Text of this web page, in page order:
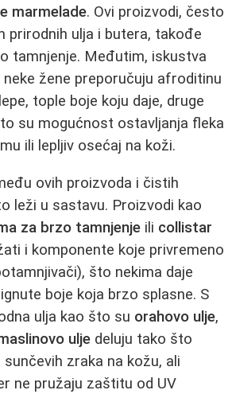
marmelade. Ovi proizvodi, često
prirodnih ulja i butera, takođe
tamnjenje. Međutim, iskustva
neke žene preporučuju afroditinu
tople boje koju daje, druge
su mogućnost ostavljanja fleka
ili lepljiv osećaj na koži.
ovih proizvoda i čistih
leži u sastavu. Proizvodi kao
za brzo tamnjenje ili collistar
i komponente koje privremeno
što nekima daje
boje koja brzo splasne. S
ulja kao što su orahovo ulje,
ulje deluju tako što
zraka na kožu, ali
ne pružaju zaštitu od UV